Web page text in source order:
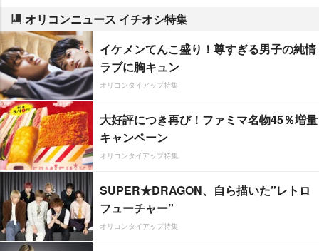
オリコンニュース イチオシ特集
イケメンてんこ盛り！尊すぎる男子の純情
ラブに胸キュン
オリコンタイアップ特集
大好評につき再び！ファミマ名物45％増量
キャンペーン
オリコンタイアップ特集
SUPER★DRAGON、自ら描いた”レトロ
フューチャー”
オリコンタイアップ特集